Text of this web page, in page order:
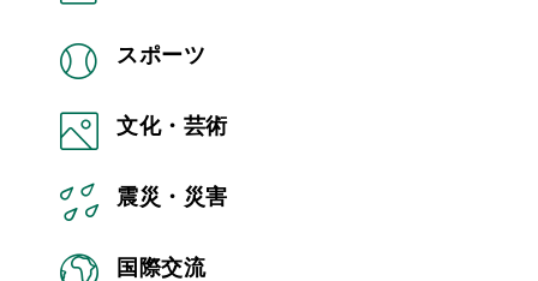
スポーツ
文化・芸術
震災・災害
国際交流